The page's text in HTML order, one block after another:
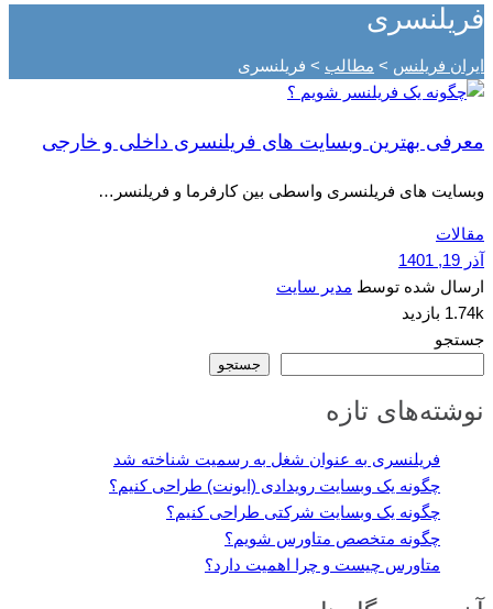
فریلنسری
ایران فریلنس > مطالب > فریلنسری
معرفی بهترین وبسایت های فریلنسری داخلی و خارجی
وبسایت های فریلنسری واسطی بین کارفرما و فریلنسر…
مقالات
آذر 19, 1401
ارسال شده توسط مدیر سایت
1.74k بازدید
جستجو
جستجو
نوشته‌های تازه
فریلنسری به عنوان شغل به رسمیت شناخته شد
چگونه یک وبسایت رویدادی (ایونت) طراحی کنیم؟
چگونه یک وبسایت شرکتی طراحی کنیم؟
چگونه متخصص متاورس شویم؟
متاورس چیست و چرا اهمیت دارد؟